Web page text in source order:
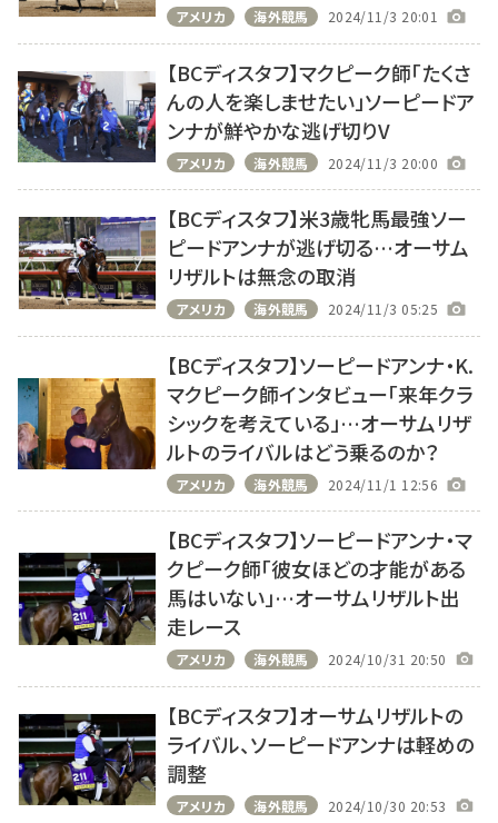
アメリカ 海外競馬 2024/11/3 20:01
【BCディスタフ】マクピーク師「たくさ
んの人を楽しませたい」ソーピードア
ンナが鮮やかな逃げ切りV
アメリカ 海外競馬 2024/11/3 20:00
【BCディスタフ】米3歳牝馬最強ソー
ピードアンナが逃げ切る…オーサム
リザルトは無念の取消
アメリカ 海外競馬 2024/11/3 05:25
【BCディスタフ】ソーピードアンナ・K.
マクピーク師インタビュー「来年クラ
シックを考えている」…オーサムリザ
ルトのライバルはどう乗るのか？
アメリカ 海外競馬 2024/11/1 12:56
【BCディスタフ】ソーピードアンナ・マ
クピーク師「彼女ほどの才能がある
馬はいない」…オーサムリザルト出
走レース
アメリカ 海外競馬 2024/10/31 20:50
【BCディスタフ】オーサムリザルトの
ライバル、ソーピードアンナは軽めの
調整
アメリカ 海外競馬 2024/10/30 20:53